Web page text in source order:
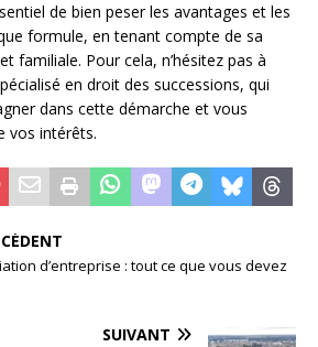
de bien peser les avantages et les
formule, en tenant compte de sa
familiale. Pour cela, n’hésitez pas à
en droit des successions, qui
dans cette démarche et vous
vos intérêts.
d’entreprise : tout ce que vous devez
SUIVANT